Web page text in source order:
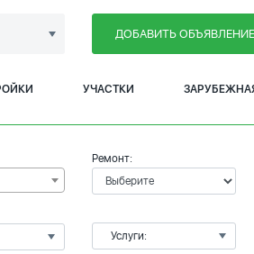
ДОБАВИТЬ ОБЪЯВЛЕНИЕ
УЧАСТКИ
Ремонт:
Услуги: